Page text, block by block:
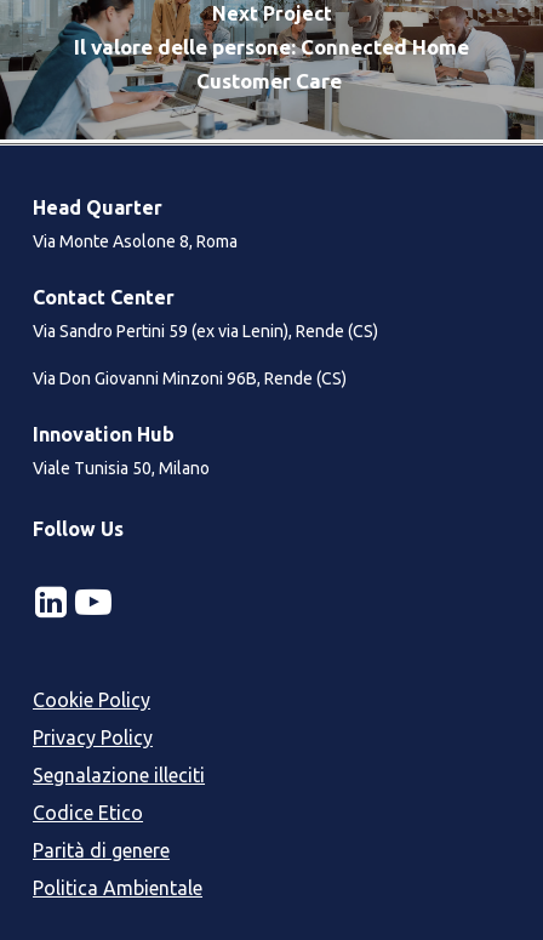
Next Project
Il valore delle persone: Connected Home
Customer Care ​
Head Quarter
Via Monte Asolone 8, Roma
Contact Center
Via Sandro Pertini 59 (ex via Lenin), Rende (CS)
Via Don Giovanni Minzoni 96B, Rende (CS)
Innovation Hub
Viale Tunisia 50, Milano
Follow Us
Cookie Policy
Privacy Policy
Segnalazione illeciti
Codice Etico
Parità di genere
Politica Ambientale